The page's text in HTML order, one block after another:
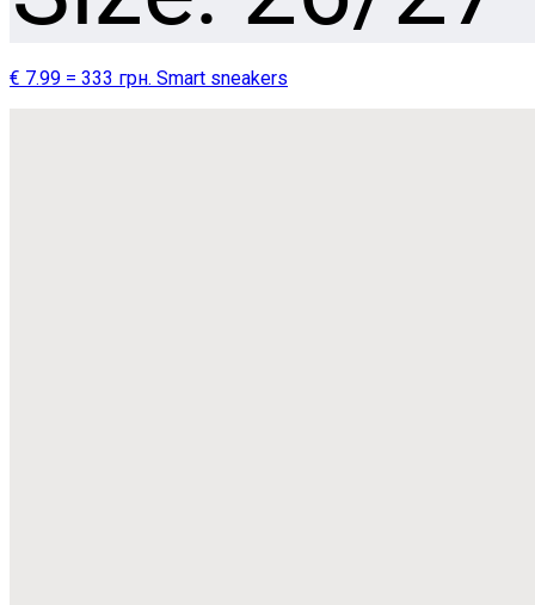
€ 7.99 = 333 грн. Smart sneakers